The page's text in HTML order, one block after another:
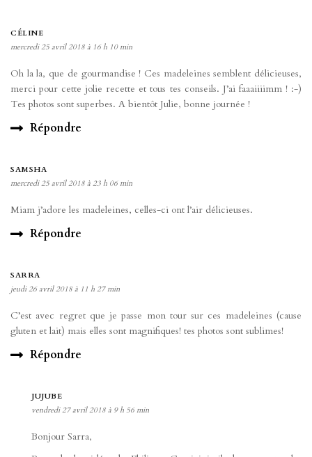
CÉLINE
mercredi 25 avril 2018 à 16 h 10 min
Oh la la, que de gourmandise ! Ces madeleines semblent délicieuses,
merci pour cette jolie recette et tous tes conseils. J’ai faaaiiiimm ! :-)
Tes photos sont superbes. A bientôt Julie, bonne journée !
Répondre
SAMSHA
mercredi 25 avril 2018 à 23 h 06 min
Miam j’adore les madeleines, celles-ci ont l’air délicieuses.
Répondre
SARRA
jeudi 26 avril 2018 à 11 h 27 min
C’est avec regret que je passe mon tour sur ces madeleines (cause
gluten et lait) mais elles sont magnifiques! tes photos sont sublimes!
Répondre
JUJUBE
vendredi 27 avril 2018 à 9 h 56 min
Bonjour Sarra,